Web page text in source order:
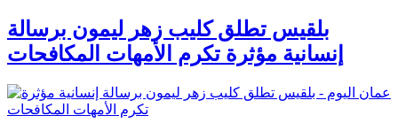
بلقيس تطلق كليب زهر ليمون برسالة
إنسانية مؤثرة تكرم الأمهات المكافحات